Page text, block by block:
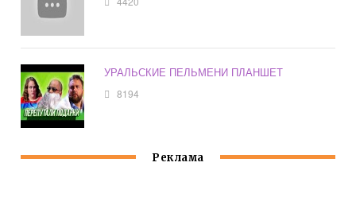
УРАЛЬСКИЕ ПЕЛЬМЕНИ ПЛАНШЕТ
8194
Реклама